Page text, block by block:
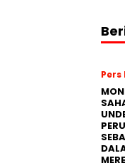
Pers